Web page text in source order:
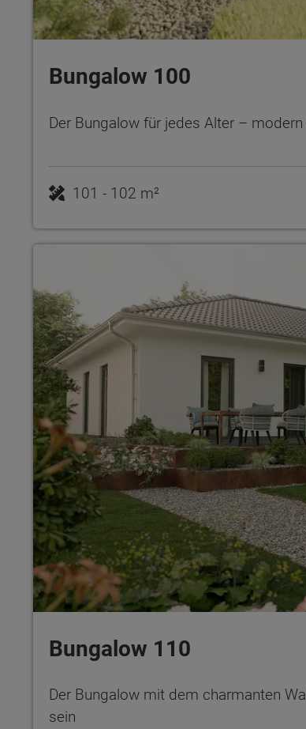
Bungalow 100
Der Bungalow für jedes Alter –
101 - 102 m²
Bungalow 110
Der Bungalow mit dem charmanten
sein